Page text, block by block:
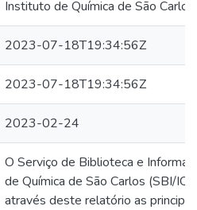
Instituto de Química de São
2023-07-18T19:34:56Z
2023-07-18T19:34:56Z
2023-02-24
O Serviço de Biblioteca e
de Química de São Carlos (SBI/
através deste relatório as